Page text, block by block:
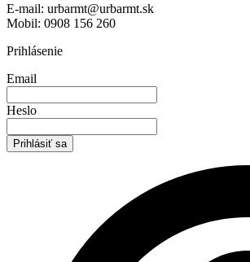
E-mail: urbarmt@urbarmt.sk
Mobil: 0908 156 260
Prihlásenie
Email
Heslo
Prihlásiť sa